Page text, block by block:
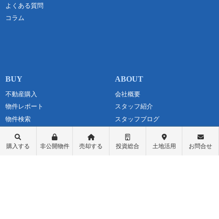
よくある質問
コラム
不動産購入
物件レポート
物件検索
町名検索
戸建て物件
会社概要
スタッフ紹介
スタッフブログ
最新情報・お知らせ
個人情報保護方針
購入する 非公開物件 売却する 投資総合 土地活用 お問合せ